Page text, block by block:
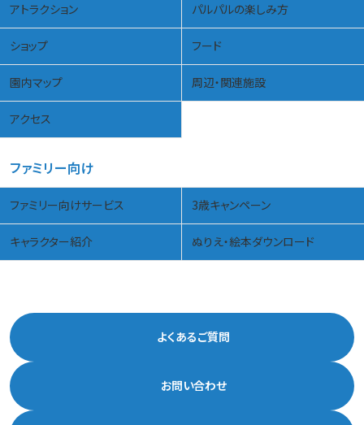
アトラクション パルパルの楽しみ方
ショップ フード
園内マップ 周辺・関連施設
アクセス
ファミリー向け
ファミリー向けサービス 3歳キャンペーン
キャラクター紹介 ぬりえ・絵本ダウンロード
よくあるご質問
お問い合わせ